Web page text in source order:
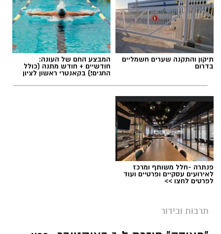
תיקון והתקנה שערים חשמליים
בדרום
המבצע החם של העונה:
חודשיים + חודש מתנה (כולל
החגים!) בקאנטרי ראשון לציון
פנתרה -חלל משותף ומרכז
לאירועים עסקיים ופרטיים ועוד
לפרטים לחצו >>
תרבות ובידור